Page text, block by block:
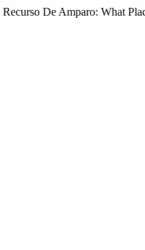
De Amparo: What